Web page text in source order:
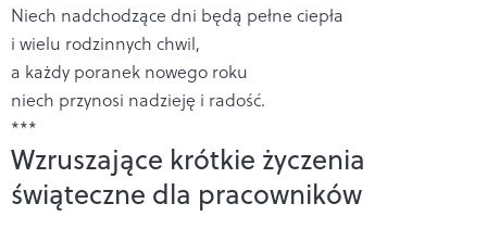
Niech nadchodzące dni będą pełne ciepła
i wielu rodzinnych chwil,
a każdy poranek nowego roku
niech przynosi nadzieję i radość.
***
Wzruszające krótkie życzenia
świąteczne dla pracowników